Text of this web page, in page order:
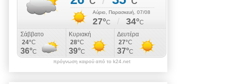
πρόγνωση καιρού από το k24.net